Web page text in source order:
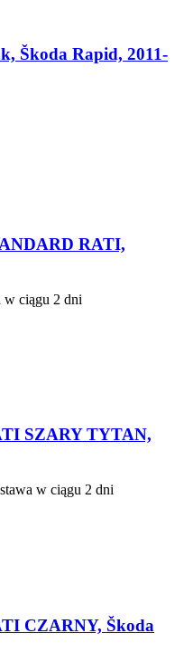
Škoda Rapid, 2011-
RATI,
w ciągu 2 dni
SZARY TYTAN,
w ciągu 2 dni
CZARNY, Škoda